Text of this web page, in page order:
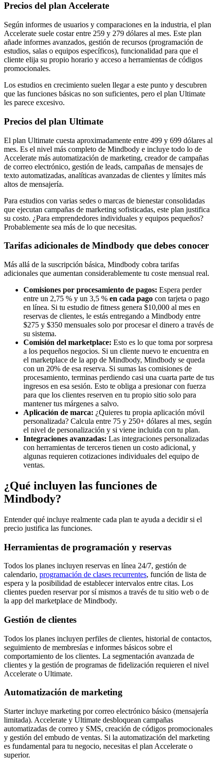
Precios del plan Accelerate
Según informes de usuarios y comparaciones en la industria, el plan
Accelerate suele costar entre 259 y 279 dólares al mes. Este plan
añade informes avanzados, gestión de recursos (programación de
estudios, salas o equipos específicos), funcionalidad para que el
cliente elija su propio horario y acceso a herramientas de códigos
promocionales.
Los estudios en crecimiento suelen llegar a este punto y descubren
que las funciones básicas no son suficientes, pero el plan Ultimate
les parece excesivo.
Precios del plan Ultimate
El plan Ultimate cuesta aproximadamente entre 499 y 699 dólares al
mes. Es el nivel más completo de Mindbody e incluye todo lo de
Accelerate más automatización de marketing, creador de campañas
de correo electrónico, gestión de leads, campañas de mensajes de
texto automatizadas, analíticas avanzadas de clientes y límites más
altos de mensajería.
Para estudios con varias sedes o marcas de bienestar consolidadas
que ejecutan campañas de marketing sofisticadas, este plan justifica
su costo. ¿Para emprendedores individuales y equipos pequeños?
Probablemente sea más de lo que necesitas.
Tarifas adicionales de Mindbody que debes conocer
Más allá de la suscripción básica, Mindbody cobra tarifas
adicionales que aumentan considerablemente tu coste mensual real.
Comisiones por procesamiento de pagos: Espera perder
entre un 2,75 % y un 3,5 % en cada pago con tarjeta o pago
en línea. Si tu estudio de fitness genera $10,000 al mes en
reservas de clientes, le estás entregando a Mindbody entre
$275 y $350 mensuales solo por procesar el dinero a través de
su sistema.
Comisión del marketplace: Esto es lo que toma por sorpresa
a los pequeños negocios. Si un cliente nuevo te encuentra en
el marketplace de la app de Mindbody, Mindbody se queda
con un 20% de esa reserva. Si sumas las comisiones de
procesamiento, terminas perdiendo casi una cuarta parte de tus
ingresos en esa sesión. Esto te obliga a presionar con fuerza
para que los clientes reserven en tu propio sitio solo para
mantener tus márgenes a salvo.
Aplicación de marca: ¿Quieres tu propia aplicación móvil
personalizada? Calcula entre 75 y 250+ dólares al mes, según
el nivel de personalización y si viene incluida con tu plan.
Integraciones avanzadas: Las integraciones personalizadas
con herramientas de terceros tienen un costo adicional, y
algunas requieren cotizaciones individuales del equipo de
ventas.
¿Qué incluyen las funciones de
Mindbody?
Entender qué incluye realmente cada plan te ayuda a decidir si el
precio justifica las funciones.
Herramientas de programación y reservas
Todos los planes incluyen reservas en línea 24/7, gestión de
calendario, programación de clases recurrentes, función de lista de
espera y la posibilidad de establecer intervalos entre citas. Los
clientes pueden reservar por sí mismos a través de tu sitio web o de
la app del marketplace de Mindbody.
Gestión de clientes
Todos los planes incluyen perfiles de clientes, historial de contactos,
seguimiento de membresías e informes básicos sobre el
comportamiento de los clientes. La segmentación avanzada de
clientes y la gestión de programas de fidelización requieren el nivel
Accelerate o Ultimate.
Automatización de marketing
Starter incluye marketing por correo electrónico básico (mensajería
limitada). Accelerate y Ultimate desbloquean campañas
automatizadas de correo y SMS, creación de códigos promocionales
y gestión del embudo de ventas. Si la automatización del marketing
es fundamental para tu negocio, necesitas el plan Accelerate o
superior.